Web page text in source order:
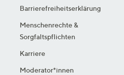
Barrierefreiheitserklärung
Menschenrechte &
Sorgfaltspflichten
Karriere
Moderator*innen